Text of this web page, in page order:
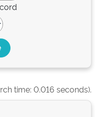
time: 0.016 seconds).